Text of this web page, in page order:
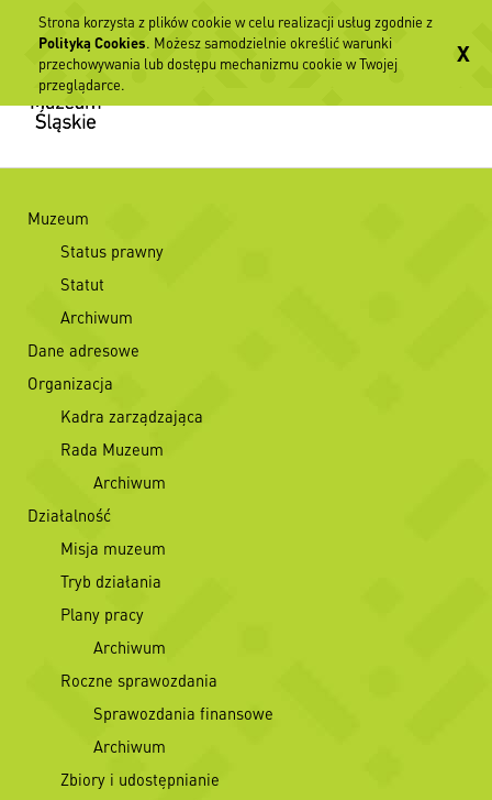
Muzeum
Status prawny
Statut
Archiwum
Dane adresowe
Organizacja
Kadra zarządzająca
Rada Muzeum
Archiwum
Działalność
Misja muzeum
Tryb działania
Plany pracy
Archiwum
Roczne sprawozdania
Sprawozdania finansowe
Archiwum
Zbiory i udostępnianie
Strona korzysta z plików cookie w celu realizacji usług zgodnie z
Polityką Cookies. Możesz samodzielnie określić warunki
przechowywania lub dostępu mechanizmu cookie w Twojej
przeglądarce.
X